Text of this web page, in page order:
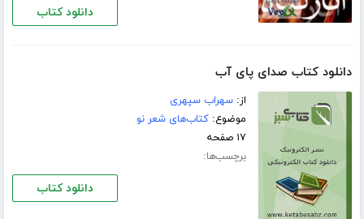
دانلود کتاب
دانلود کتاب صدای پای آب
از:سهراب سپهری
موضوع:کتاب‌های شعر نو
۱۷ صفحه
برچسب‌ها:
دانلود کتاب